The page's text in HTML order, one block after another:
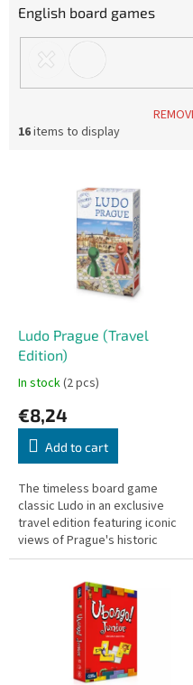
English board games
16items to display
Ludo Prague (Travel
Edition)
In stock(2 pcs)
€8,24
Add to cart
The timeless board game
classic Ludo in an exclusive
travel edition featuring iconic
views of Prague's historic
center! Simple rules, fast-paced